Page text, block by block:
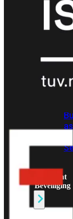
as
as
Endpoint
Beveiliging